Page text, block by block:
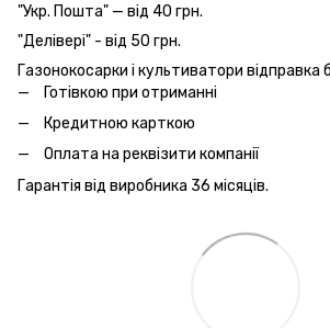
"Укр. Пошта" — від 40 грн.
"Делівері" - від 50 грн.
Газонокосарки і культиватори
Готівкою при отриманні
Кредитною карткою
Оплата на реквізити компанії
Гарантія від виробника 36 місяців.